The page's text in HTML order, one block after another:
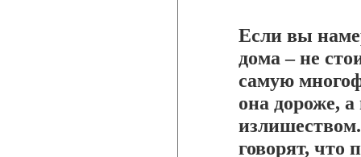
Если вы
дома – не
самую
она дороже,
говорят, что